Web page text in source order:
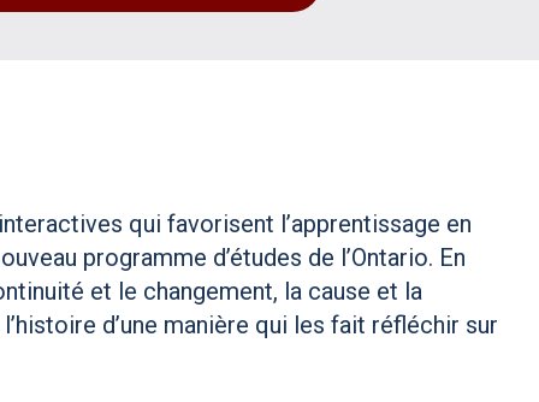
qui favorisent l’apprentissage en
programme d’études de l’Ontario. En
et le changement, la cause et la
d’une manière qui les fait réfléchir sur